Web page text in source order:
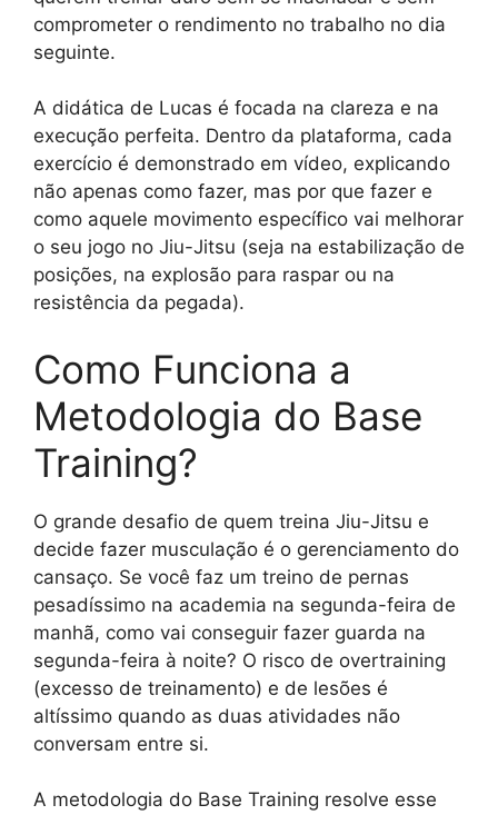
comprometer o rendimento no trabalho no dia
seguinte.
A didática de Lucas é focada na clareza e na
execução perfeita. Dentro da plataforma, cada
exercício é demonstrado em vídeo, explicando
não apenas como fazer, mas por que fazer e
como aquele movimento específico vai melhorar
o seu jogo no Jiu-Jitsu (seja na estabilização de
posições, na explosão para raspar ou na
resistência da pegada).
Como Funciona a
Metodologia do Base
Training?
O grande desafio de quem treina Jiu-Jitsu e
decide fazer musculação é o gerenciamento do
cansaço. Se você faz um treino de pernas
pesadíssimo na academia na segunda-feira de
manhã, como vai conseguir fazer guarda na
segunda-feira à noite? O risco de overtraining
(excesso de treinamento) e de lesões é
altíssimo quando as duas atividades não
conversam entre si.
A metodologia do Base Training resolve esse